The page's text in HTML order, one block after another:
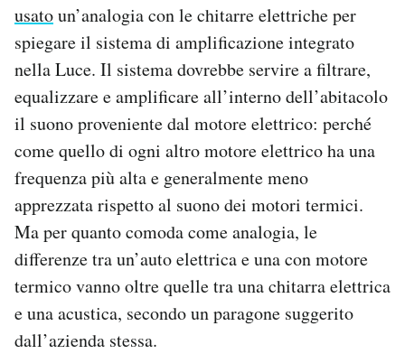
usatoun’analogia con le chitarre elettriche per
spiegare il sistema di amplificazione integrato
nella Luce. Il sistema dovrebbe servire a filtrare,
equalizzare e amplificare all’interno dell’abitacolo
il suono proveniente dal motore elettrico: perché
come quello di ogni altro motore elettrico ha una
frequenza più alta e generalmente meno
apprezzata rispetto al suono dei motori termici.
Ma per quanto comoda come analogia, le
differenze tra un’auto elettrica e una con motore
termico vanno oltre quelle tra una chitarra elettrica
e una acustica, secondo un paragone suggerito
dall’azienda stessa.